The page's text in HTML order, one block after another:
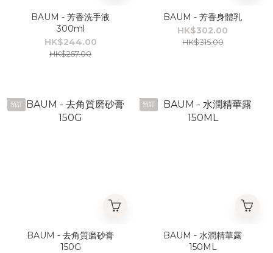
BAUM - 芳香洗手液
300ml
HK$244.00
HK$257.00
BAUM - 芳香身體乳
HK$302.00
HK$315.00
預訂
BAUM - 去角質磨砂膏
150G
預訂
BAUM - 水潤精華露
150ML